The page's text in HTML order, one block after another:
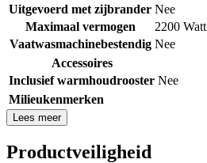
Uitgevoerd met zijbrander Nee
Maximaal vermogen
2200 Watt
Vaatwasmachinebestendig Nee
Accessoires
Inclusief warmhoudrooster Nee
Milieukenmerken
Lees meer
Productveiligheid